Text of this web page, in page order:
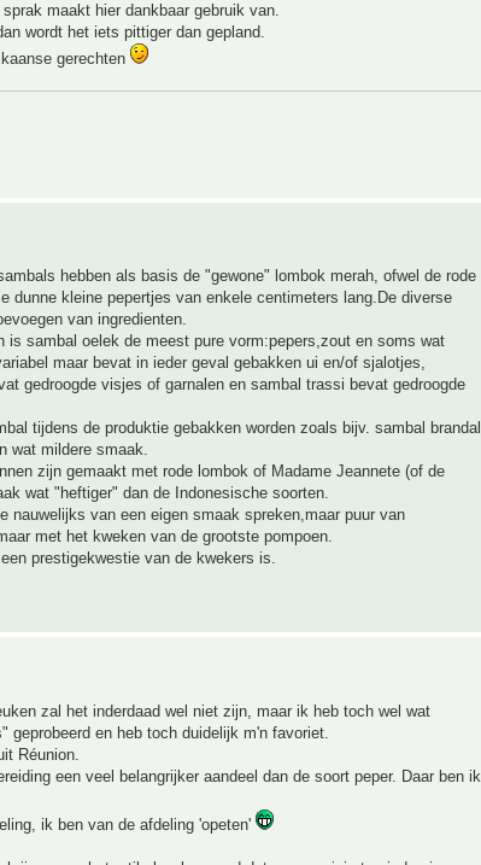
maakt hier dankbaar gebruik van.
wordt het iets pittiger dan gepland.
gerechten
hebben als basis de "gewone" lombok merah, ofwel de rode
dunne kleine pepertjes van enkele centimeters lang.De diverse
van ingredienten.
is sambal oelek de meest pure vorm:pepers,zout en soms wat
maar bevat in ieder geval gebakken ui en/of sjalotjes,
gedroogde visjes of garnalen en sambal trassi bevat gedroogde
tijdens de produktie gebakken worden zoals bijv. sambal brandal
wat mildere smaak.
zijn gemaakt met rode lombok of Madame Jeannete (of de
wat "heftiger" dan de Indonesische soorten.
nauwelijks van een eigen smaak spreken,maar puur van
met het kweken van de grootste pompoen.
prestigekwestie van de kwekers is.
zal het inderdaad wel niet zijn, maar ik heb toch wel wat
geprobeerd en heb toch duidelijk m'n favoriet.
Réunion.
een veel belangrijker aandeel dan de soort peper. Daar ben ik
ik ben van de afdeling 'opeten'